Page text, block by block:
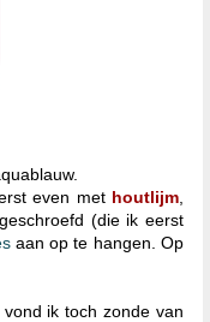
even met houtlijm
(die ik eerst
aan op te hangen. Op
ik toch zonde van